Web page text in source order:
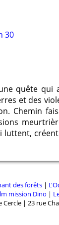
Google
30
une quête
et des
Chemin
des forêts|
mission Dino |
Cercle | 23 rue